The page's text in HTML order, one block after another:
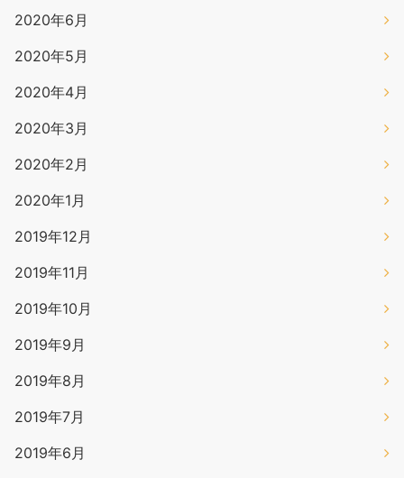
2020年6月
2020年5月
2020年4月
2020年3月
2020年2月
2020年1月
2019年12月
2019年11月
2019年10月
2019年9月
2019年8月
2019年7月
2019年6月